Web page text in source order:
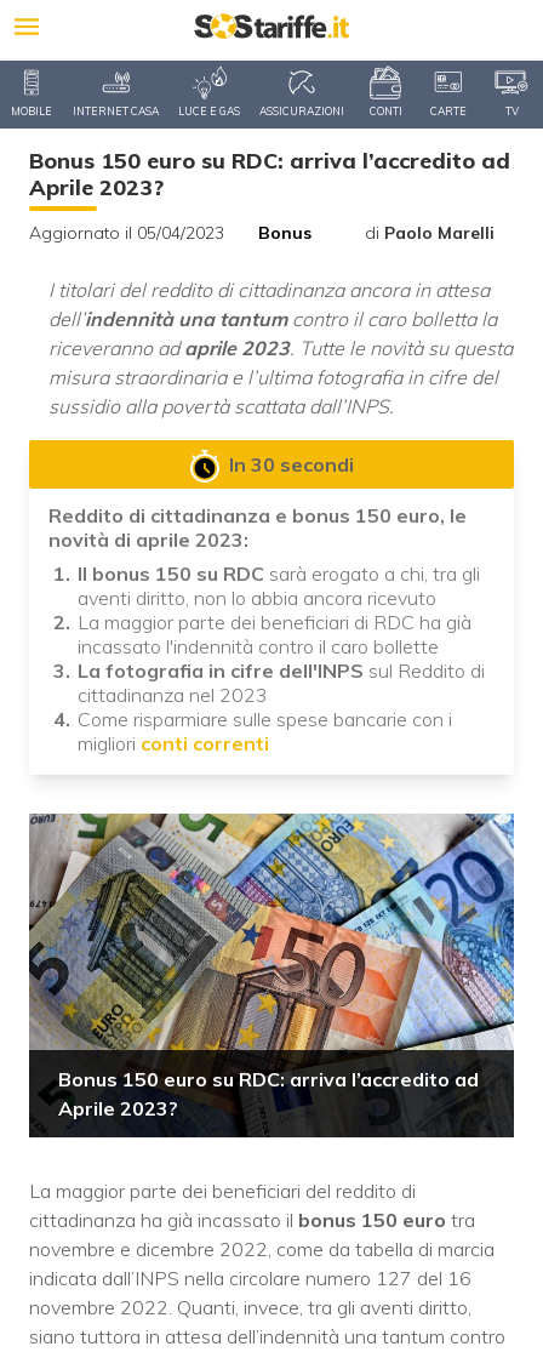
MOBILE INTERNET CASA LUCE E GAS ASSICURAZIONI CONTI CARTE TV
Bonus 150 euro su RDC: arriva l’accredito ad
Aprile 2023?
Aggiornato il 05/04/2023 Bonus di Paolo Marelli
I titolari del reddito di cittadinanza ancora in attesa
dell’indennità una tantum contro il caro bolletta la
riceveranno adaprile 2023. Tutte le novità su questa
misura straordinaria e l’ultima fotografia in cifre del
sussidio alla povertà scattata dall’INPS.
In 30 secondi
Reddito di cittadinanza e bonus 150 euro, le
novità di aprile 2023:
Il bonus 150 su RDC sarà erogato a chi, tra gli
aventi diritto, non lo abbia ancora ricevuto
La maggior parte dei beneficiari di RDC ha già
incassato l'indennità contro il caro bollette
La fotografia in cifre dell'INPS sul Reddito di
cittadinanza nel 2023
Come risparmiare sulle spese bancarie con i
migliori conti correnti
Bonus 150 euro su RDC: arriva l’accredito ad
Aprile 2023?
La maggior parte dei beneficiari del reddito di
cittadinanza ha già incassato il bonus 150 euro tra
novembre e dicembre 2022, come da tabella di marcia
indicata dall’INPS nella circolare numero 127 del 16
novembre 2022. Quanti, invece, tra gli aventi diritto,
siano tuttora in attesa dell’indennità una tantum contro